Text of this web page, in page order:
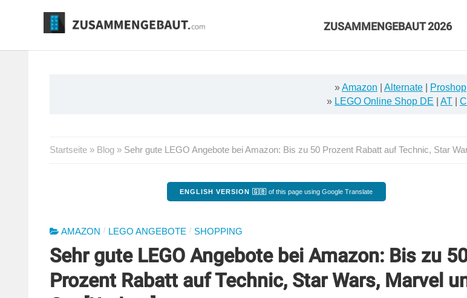
ZUSAMMENGEBAUT 2026
»Amazon Alternate Proshop
» LEGO Online Shop DE AT
Startseite » Blog » Sehr gute LEGO Angebote bei Amazon: Bis zu 50 Prozent Rabatt auf Technic, Star
ENGLISH VERSION 🇬🇧 of this page using Google Translate
AMAZON / LEGO ANGEBOTE / SHOPPING
Sehr gute LEGO Angebote bei Amazon: Bis zu
Prozent Rabatt auf Technic, Star Wars, Marvel